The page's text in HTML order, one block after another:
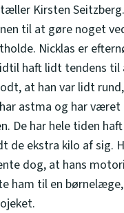
Kirsten Seitzberg.
til at gøre noget
Nicklas er
haft lidt tendens
at han var lidt
astma og har
De har hele tiden
de ekstra kilo af sig.
dog, at hans
ham til en